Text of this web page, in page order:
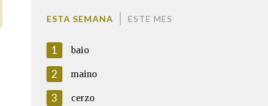
ESTA SEMANA ESTE MES
1 baio
2 maino
3 cerzo